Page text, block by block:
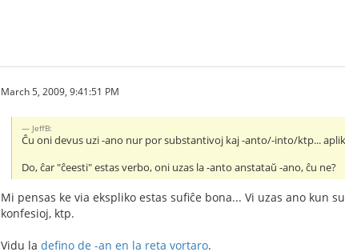
March 5, 2009, 9:41:51 PM
JeffB:
Ĉu oni devus uzi -ano nur por substantivoj kaj -anto/-into/ktp...
Do, ĉar "ĉeesti" estas verbo, oni uzas la -anto anstataŭ -ano, ĉu ne?
Mi pensas ke via ekspliko estas sufiĉe bona... Vi uzas ano kun
konfesioj, ktp.
Vidu la defino de -an en la reta vortaro.